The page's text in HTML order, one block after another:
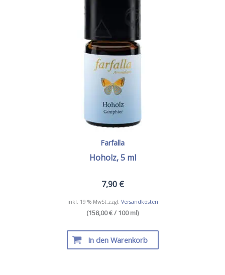
Farfalla
Hoholz, 5 ml
7,90 €
inkl. 19 % MwSt.zzgl. Versandkosten
(158,00 € / 100 ml)
In den Warenkorb